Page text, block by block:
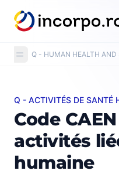
principal
Q - HUMAN HEALTH AND
Code CAEN 8690 :
Q - ACTIVITÉS DE SANTÉ
Code
activités
humaine